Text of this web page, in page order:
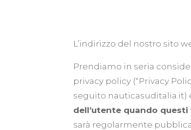
L’indirizzo del nostro sito
Prendiamo in seria
privacy policy (“Privacy
seguito nauticasuditalia.it)
dell’utente quando
sarà regolarmente